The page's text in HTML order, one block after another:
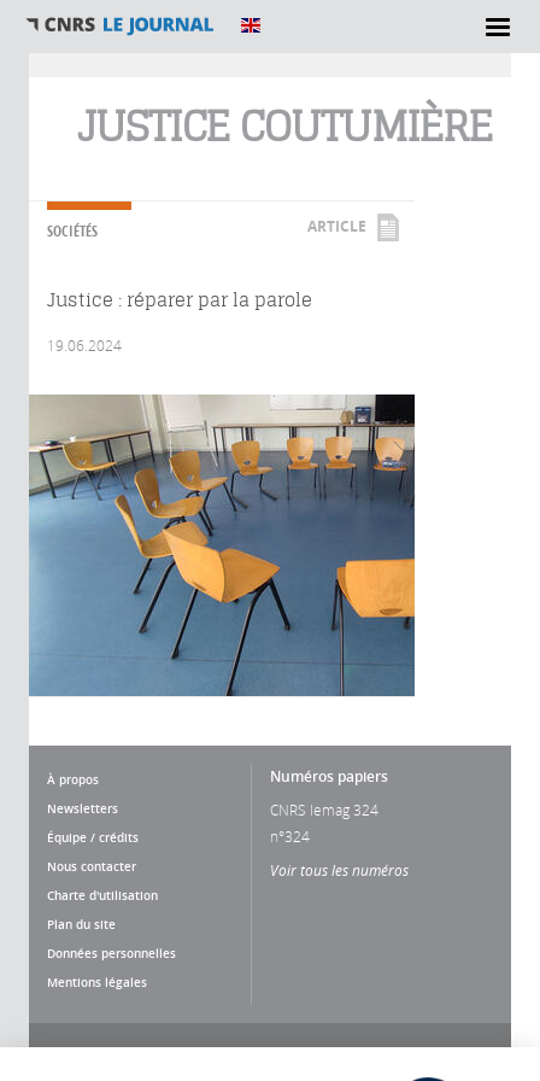
JUSTICE COUTUMIÈRE
SOCIÉTÉS ARTICLE
Justice : réparer par la parole
19.06.2024
À propos
Newsletters
Équipe / crédits
Nous contacter
Charte d'utilisation
Plan du site
Données personnelles
Mentions légales
Numéros papiers
CNRS lemag 324
n°324
Voir tous les numéros